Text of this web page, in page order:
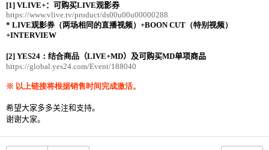
[1] VLIVE+：可购买LIVE观影券
https://www.vlive.tv/product/ds00u00u00000288
* LIVE观影券（两场相同的直播视频） +BOON CUT （特别视频）
+INTERVIEW
[2] YES24 ：结合商品 （LIVE+MD）及可购买MD单项商品
https://global.yes24.com/Event/188040
※ 以上链接将根据销售时间完成激活。
希望大家多多关注和支持。
谢谢大家。